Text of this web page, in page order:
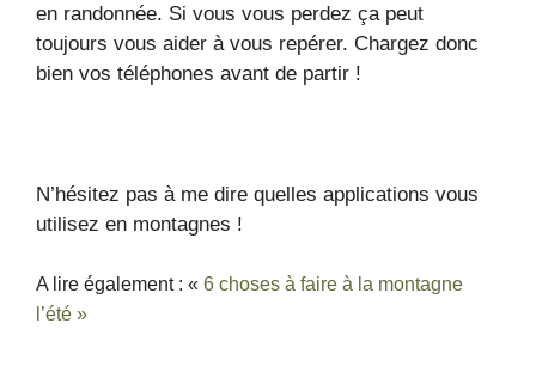
en randonnée. Si vous vous perdez ça peut
toujours vous aider à vous repérer. Chargez donc
bien vos téléphones avant de partir !
N’hésitez pas à me dire quelles applications vous
utilisez en montagnes !
A lire également : « 6 choses à faire à la montagne
l’été »